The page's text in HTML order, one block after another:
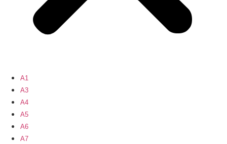
A1
A3
A4
A5
A6
A7